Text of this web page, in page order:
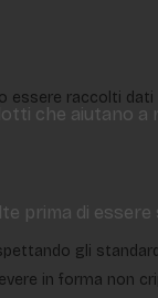
che aiutano a
prima di
essere raccolti dati
gli
in forma non